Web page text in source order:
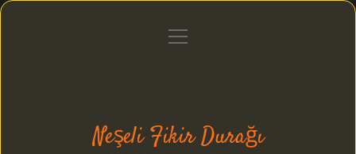
Gizlilik Politikası
menüyü
Neşeli Fikir Durağı